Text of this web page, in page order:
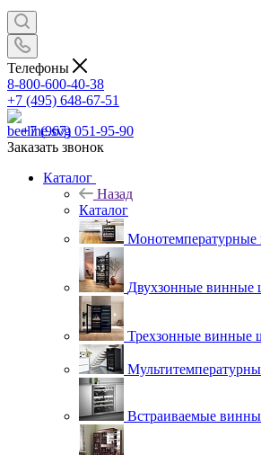
Телефоны
8-800-600-40-38
+7 (495) 648-67-51
+7 (967) 051-95-90
Заказать звонок
Каталог
Назад
Каталог
Двухзонные винные
Трехзонные винные
Встраиваемые